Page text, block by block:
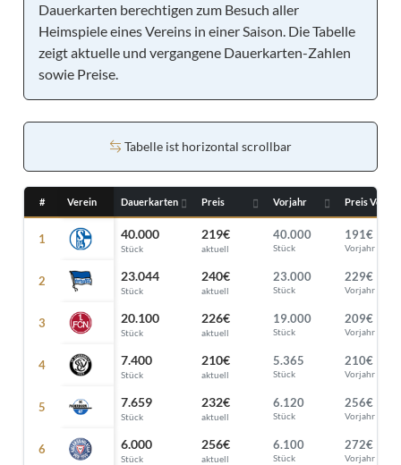
Dauerkarten berechtigen zum Besuch aller
Heimspiele eines Vereins in einer Saison. Die Tabelle
zeigt aktuelle und vergangene Dauerkarten-Zahlen
sowie Preise.
Tabelle ist horizontal scrollbar
# Verein Dauerkarten Preis Vorjahr Preis
40.000
Stück
219€
aktuell
40.000
Stück
191€
Vorjahr
23.044
Stück
240€
aktuell
23.000
Stück
229€
Vorjahr
20.100
Stück
226€
aktuell
19.000
Stück
209€
Vorjahr
7.400
Stück
210€
aktuell
5.365
Stück
210€
Vorjahr
7.659
Stück
232€
aktuell
6.120
Stück
256€
Vorjahr
6.000
Stück
256€
aktuell
6.100
Stück
272€
Vorjahr